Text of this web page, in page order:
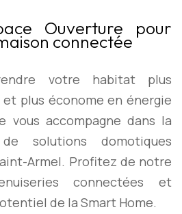
Ouverture pour
connectée
votre habitat plus
plus économe en énergie
vous accompagne dans la
solutions domotiques
Armel. Profitez de notre
connectées et
de la Smart Home.